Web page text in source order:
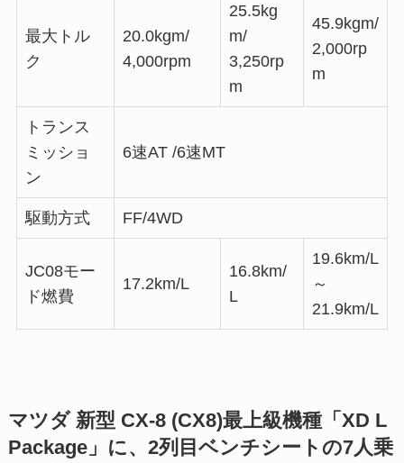
最大トル
ク
20.0kgm/
4,000rpm
25.5kg
m/
3,250rp
m
45.9kgm/
2,000rp
m
トランス
ミッショ
ン
6速AT /6速MT
駆動方式 FF/4WD
JC08モー
ド燃費
17.2km/L
16.8km/
L
19.6km/L
～
21.9km/L
マツダ 新型 CX-8 (CX8)最上級機種「XD L
Package」に、2列目ベンチシートの7人乗